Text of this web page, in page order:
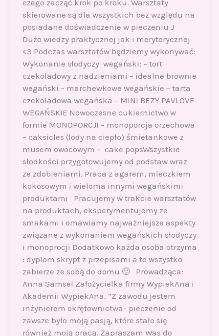
czego zacząć krok po kroku. Warsztaty
skierowane są dla wszystkich bez względu na
posiadane doświadczenie w pieczeniu J
Dużo wiedzy praktycznej jak i merytorycznej
<3 Podczas warsztatów będziemy wykonywać:
Wykonanie słodyczy wegański: – tort
czekoladowy z nadzieniami – idealne brownie
wegański – marchewkowe wegańskie – tarta
czekoladowa wegańska – MINI BEZY PAVLOVE
WEGAŃSKIE Nowoczesne cukiernictwo w
formie MONOPORCJI – monoporcja orzechowa
– caksicles (lody na ciepło) śmietankowe z
musem owocowym – cake popsWszystkie
słodkości przygotowujemy od podstaw wraz
ze zdobieniami. Praca z agarem, mleczkiem
kokosowym i wieloma innymi wegańskimi
produktami Pracujemy w trakcie warsztatów
na produktach, eksperymentujemy ze
smakami i omawiamy najważniejsze aspekty
związane z wykonaniem wegańskich słodyczy
i monoprocji Dodatkowo każda osoba otrzyma
: dyplom skrypt z przepisami a to wszystko
zabierze ze sobą do domu 🙂 Prowadząca:
Anna Samsel Założycielka firmy WypiekAna i
Akademii WypiekAna. “Z zawodu jestem
inżynierem okrętownictwa- pieczenie od
zawsze było moją pasją, które stało się
również moją pracą. Zapraszam Was do